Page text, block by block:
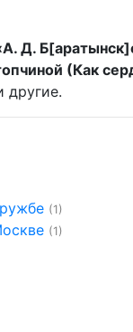
Д.
(Как
другие.
(1)
(1)